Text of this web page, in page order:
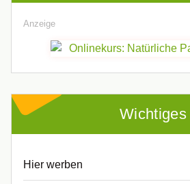
Anzeige
Wichtiges
Hier werben